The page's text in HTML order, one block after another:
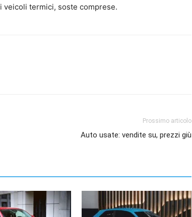
veicoli termici, soste comprese.
Prossimo articolo
Auto usate: vendite su, prezzi giù